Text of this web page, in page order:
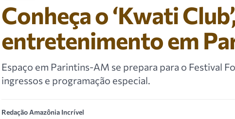
Conheça o ‘Kwati
entretenimento em
Espaço em Parintins-AM se prepara para o Festival
ingressos e programação especial.
Redação Amazônia Incrível